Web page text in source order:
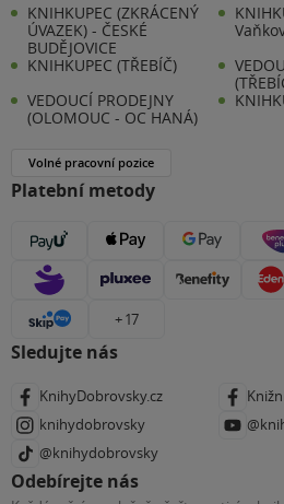
KNIHKUPEC (ZKRÁCENÝ
ÚVAZEK) - ČESKÉ
BUDĚJOVICE
KNIHKUPEC (TŘEBÍČ)
VEDOUCÍ PRODEJNY
(OLOMOUC - OC HANÁ)
Volné pracovní pozice
Platební metody
+ 17
Sledujte nás
KnihyDobrovsky.cz
knihydobrovsky
@knihydobrovsky
Odebírejte nás